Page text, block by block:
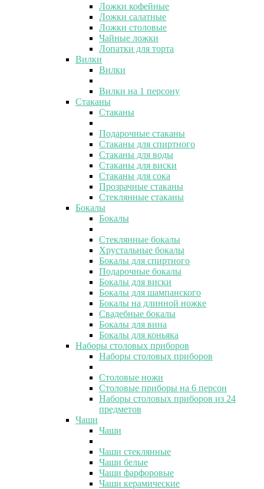
Ложки кофейные
Ложки салатные
Ложки столовые
Чайные ложки
Лопатки для торта
Вилки
Вилки
Вилки на 1 персону
Стаканы
Стаканы
Подарочные стаканы
Стаканы для спиртного
Стаканы для воды
Стаканы для виски
Стаканы для сока
Прозрачные стаканы
Стеклянные стаканы
Бокалы
Бокалы
Стеклянные бокалы
Хрустальные бокалы
Бокалы для спиртного
Подарочные бокалы
Бокалы для виски
Бокалы для шампанского
Бокалы на длинной ножке
Свадебные бокалы
Бокалы для вина
Бокалы для коньяка
Наборы столовых приборов
Наборы столовых приборов
Столовые ножи
Столовые приборы на 6 персон
Наборы столовых приборов из 24
предметов
Чаши
Чаши
Чаши стеклянные
Чаши белые
Чаши фарфоровые
Чаши керамические